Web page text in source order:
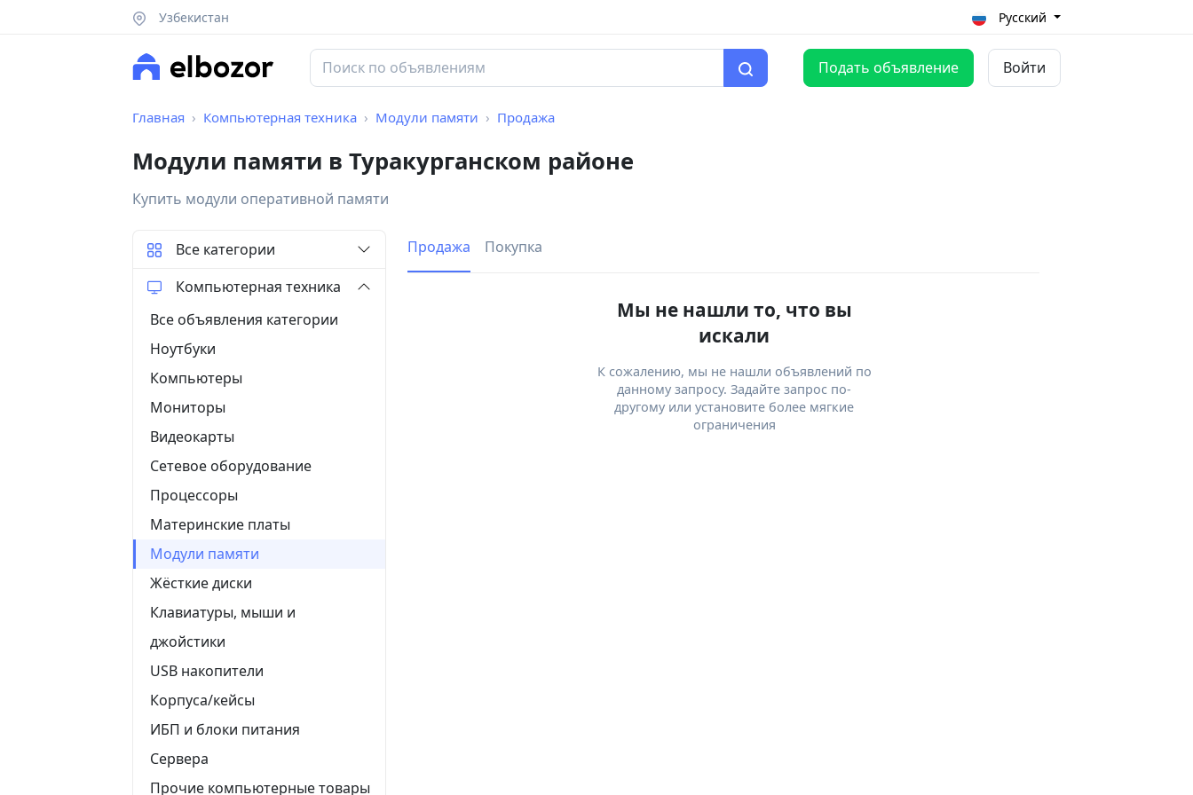
Узбекистан Русский
Подать объявление Войти
Главная Компьютерная техника Модули памяти Продажа
Модули памяти в Туракурганском районе
Купить модули оперативной памяти
Продажа Покупка
Мы не нашли то, что вы
искали
К сожалению, мы не нашли объявлений по
данному запросу. Задайте запрос по-
другому или установите более мягкие
ограничения
Все категории
Компьютерная техника
Все объявления категории
Ноутбуки
Компьютеры
Мониторы
Видеокарты
Сетевое оборудование
Процессоры
Материнские платы
Модули памяти
Жёсткие диски
Клавиатуры, мыши и
джойстики
USB накопители
Корпуса/кейсы
ИБП и блоки питания
Сервера
Прочие компьютерные товары